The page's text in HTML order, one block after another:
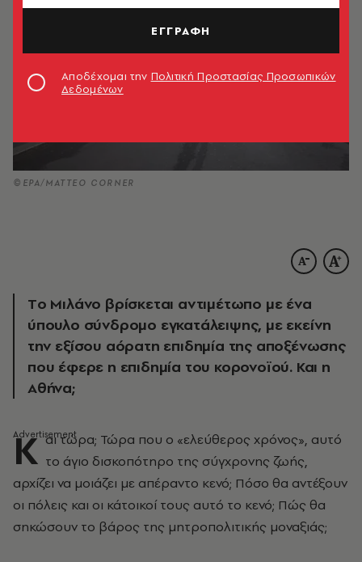
©EPA/MATTEO CORNER
Tο Μιλάνο βρίσκεται αντιμέτωπο με ένα
ύπουλο σύνδρομο εγκατάλειψης, με εκείνη
την εξίσου αόρατη επιδημία της αποξένωσης
που έφερε η επιδημία του κορονοϊού. Και η
Αθήνα;
Κ αι τώρα; Τώρα που ο «ελεύθερος χρόνος», αυτό
το άγιο δισκοπότηρο της σύγχρονης ζωής,
αρχίζει να μοιάζει με απέραντο κενό; Πόσο θα αντέξουν
οι πόλεις και οι κάτοικοί τους αυτό το κενό; Πώς θα
σηκώσουν το βάρος της μητροπολιτικής μοναξιάς;
ΕΓΓΡΑΦΗ
Αποδέχομαι την Πολιτική Προστασίας Προσωπικών
Δεδομένων